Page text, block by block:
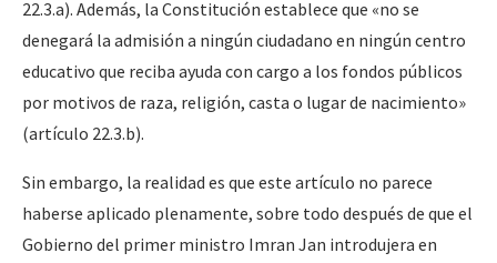
22.3.a). Además, la Constitución establece que «no se
denegará la admisión a ningún ciudadano en ningún centro
educativo que reciba ayuda con cargo a los fondos públicos
por motivos de raza, religión, casta o lugar de nacimiento»
(artículo 22.3.b).
Sin embargo, la realidad es que este artículo no parece
haberse aplicado plenamente, sobre todo después de que el
Gobierno del primer ministro Imran Jan introdujera en